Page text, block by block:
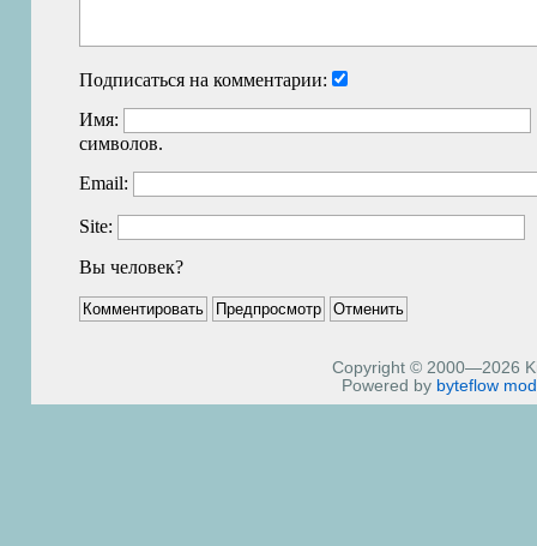
Подписаться на комментарии:
Имя:
символов.
Email:
Site:
Вы человек?
Copyright © 2000—2026
Powered by byteflow